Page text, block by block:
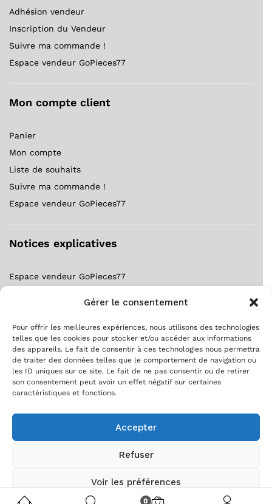
Gérer le consentement
Pour offrir les meilleures expériences, nous utilisons des technologies
telles que les cookies pour stocker et/ou accéder aux informations
des appareils. Le fait de consentir à ces technologies nous permettra
de traiter des données telles que le comportement de navigation ou
les ID uniques sur ce site. Le fait de ne pas consentir ou de retirer
son consentement peut avoir un effet négatif sur certaines
caractéristiques et fonctions.
Accepter
Refuser
Voir les préférences
Adhésion vendeur
Inscription du Vendeur
Suivre ma commande !
Espace vendeur GoPieces77
Mon compte client
Panier
Mon compte
Liste de souhaits
Suivre ma commande !
Espace vendeur GoPieces77
Notices explicatives
Espace vendeur GoPieces77
S’inscrire comme vendeur ?
Suivre ma commande !
0